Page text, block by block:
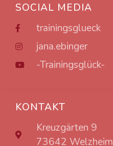
KONTAKT
Kreuzgärten 9
73642 Welzheim
SOCIAL MEDIA
trainingsglueck
jana.ebinger
-Trainingsglück-